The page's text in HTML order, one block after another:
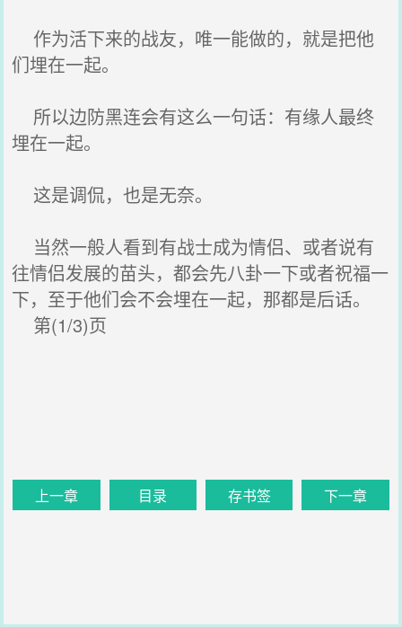
作为活下来的战友，唯一能做的，就是把他
们埋在一起。
所以边防黑连会有这么一句话：有缘人最终
埋在一起。
这是调侃，也是无奈。
当然一般人看到有战士成为情侣、或者说有
往情侣发展的苗头，都会先八卦一下或者祝福一
下，至于他们会不会埋在一起，那都是后话。
第(1/3)页
上一章 目录 存书签 下一章